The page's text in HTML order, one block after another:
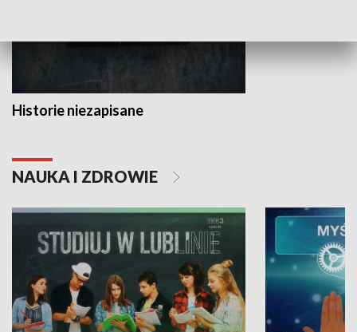
Historie niezapisane
NAUKA I ZDROWIE